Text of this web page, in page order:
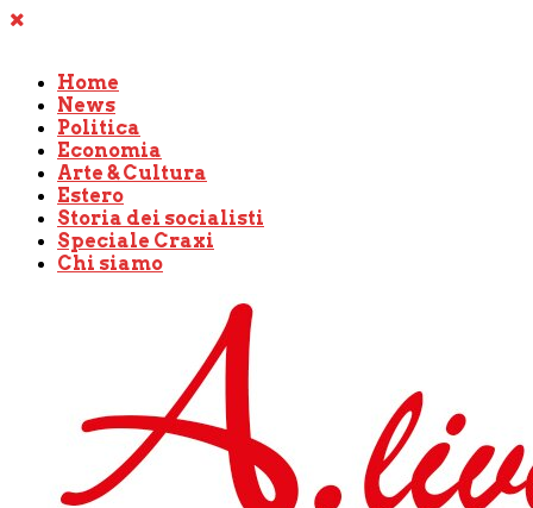
Home
News
Politica
Economia
Arte & Cultura
Estero
Storia dei socialisti
Speciale Craxi
Chi siamo